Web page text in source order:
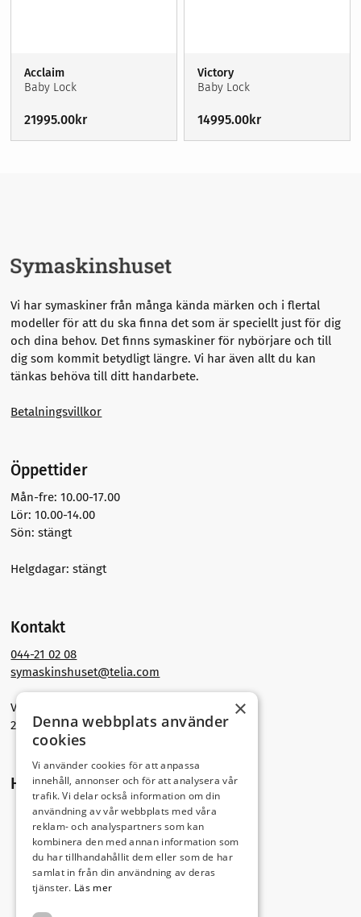
Acclaim
Baby Lock
21995.00kr
Victory
Baby Lock
14995.00kr
Vi har symaskiner från många kända märken och i flertal
modeller för att du ska finna det som är speciellt just för dig
och dina behov. Det finns symaskiner för nybörjare och till
dig som kommit betydligt längre.Vi har även allt du kan
tänkas behöva till ditt handarbete.
Betalningsvillkor
Öppettider
Mån-fre: 10.00-17.00
Lör: 10.00-14.00
Sön: stängt
Helgdagar: stängt
Kontakt
044-21 02 08
symaskinshuset@telia.com
Västra Storgatan 30
291 30 Kristianstad
Hitta hit
×
Denna webbplats använder
cookies
Vi använder cookies för att anpassa
innehåll, annonser och för att analysera vår
trafik. Vi delar också information om din
användning av vår webbplats med våra
reklam- och analyspartners som kan
kombinera den med annan information som
du har tillhandahållit dem eller som de har
samlat in från din användning av deras
tjänster. Läs mer